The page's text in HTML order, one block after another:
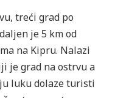
treći grad po
je 5 km od
na Kipru. Nalazi
je grad na ostrvu a
luku dolaze turisti